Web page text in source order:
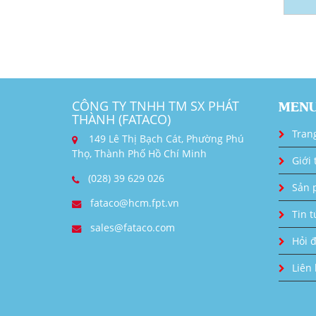
CÔNG TY TNHH TM SX PHÁT
THÀNH (FATACO)
149 Lê Thị Bạch Cát, Phường Phú
Thọ, Thành Phố Hồ Chí Minh
(028) 39 629 026
fataco@hcm.fpt.vn
sales@fataco.com
Giới
Sản
Tin
Hỏi
Liên